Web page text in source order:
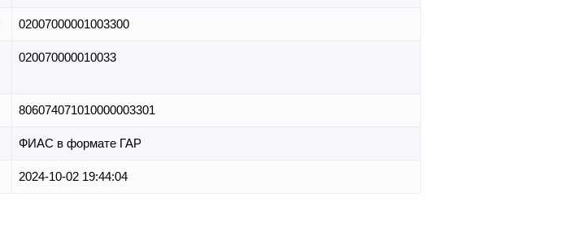
02007000001003300
020070000010033
806074071010000003301
ФИАС в формате ГАР
2024-10-02 19:44:04